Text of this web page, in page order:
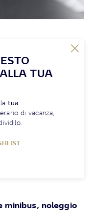
TUA
tua
di vacanza,
minibus, noleggio